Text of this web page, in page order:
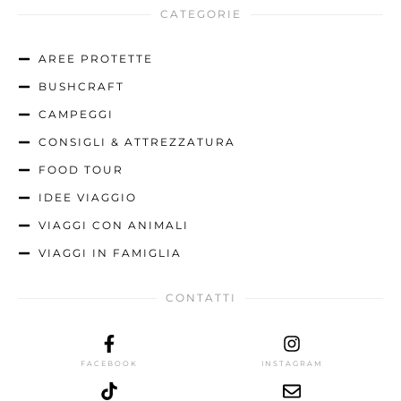
CATEGORIE
AREE PROTETTE
BUSHCRAFT
CAMPEGGI
CONSIGLI & ATTREZZATURA
FOOD TOUR
IDEE VIAGGIO
VIAGGI CON ANIMALI
VIAGGI IN FAMIGLIA
CONTATTI
FACEBOOK INSTAGRAM